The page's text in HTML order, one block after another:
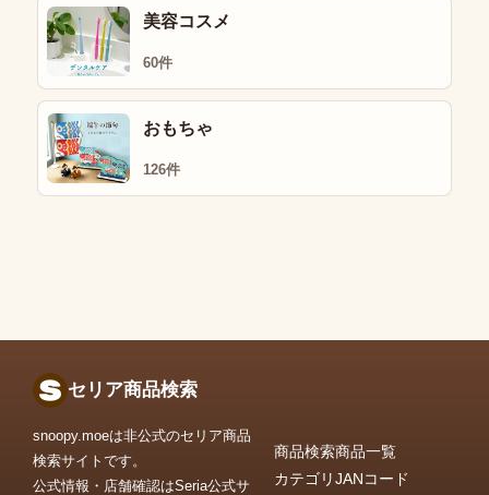
美容コスメ
60件
おもちゃ
126件
セリア商品検索
snoopy.moeは非公式のセリア商品
検索サイトです。
公式情報・店舗確認はSeria公式サ
商品検索商品一覧
カテゴリJANコード